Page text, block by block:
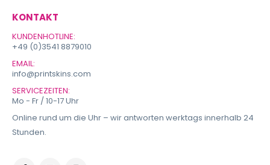
KONTAKT
KUNDENHOTLINE:
+49 (0)3541 8879010
EMAIL:
info@printskins.com
SERVICEZEITEN:
Mo - Fr / 10-17 Uhr
Online rund um die Uhr – wir antworten werktags innerhalb 24
Stunden.